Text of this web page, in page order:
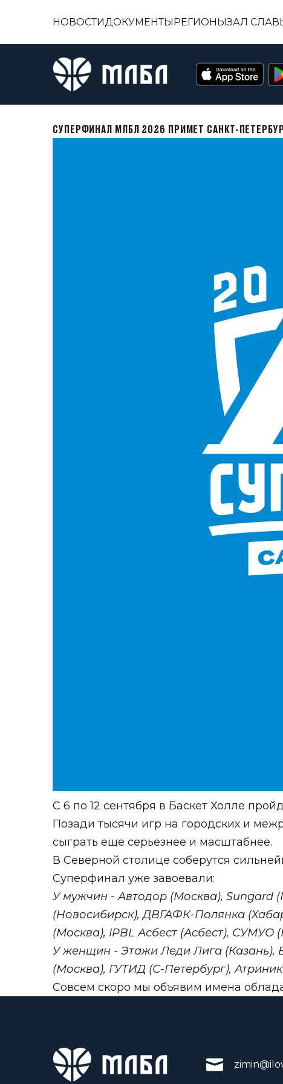
НОВОСТИДОКУМЕНТЫРЕГИОНЫЗАЛ
СУПЕРФИНАЛ МЛБЛ 2026 ПРИМЕТ САНКТ-
С 6 по 12 сентября в Баскет Холле
Позади тысячи игр на городских и
сыграть еще серьезнее и масштабнее.
В Северной столице соберутся
Суперфинал уже завоевали:
У мужчин - Автодор (Москва), Sungard
(Новосибирск), ДВГАФК-Полянка
(Москва), IPBL Асбест (Асбест), СУМУО
У женщин - Этажи Леди Лига (Казань),
(Москва), ГУТИД (С-Петербург),
Совсем скоро мы объявим имена